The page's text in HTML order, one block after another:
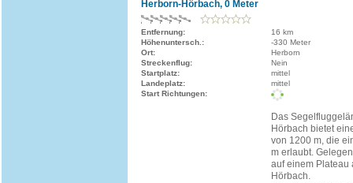
Herborn-Hörbach, 0 Meter
Entfernung:
16 km
Höhenuntersch.:
-330 Meter
Ort:
Herborn
Streckenflug:
Nein
Startplatz:
mittel
Landeplatz:
mittel
Start Richtungen:
Das
Hörbach bietet
von 1200 m, die
m erlaubt.
auf einem Plateau
Hörbach.